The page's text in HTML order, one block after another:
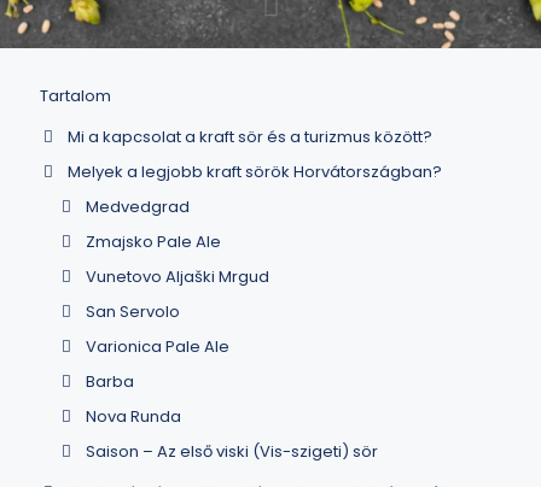
Tartalom
Mi a kapcsolat a kraft sör és a turizmus között?
Melyek a legjobb kraft sörök Horvátországban?
Medvedgrad
Zmajsko Pale Ale
Vunetovo Aljaški Mrgud
San Servolo
Varionica Pale Ale
Barba
Nova Runda
Saison – Az első viski (Vis-szigeti) sör